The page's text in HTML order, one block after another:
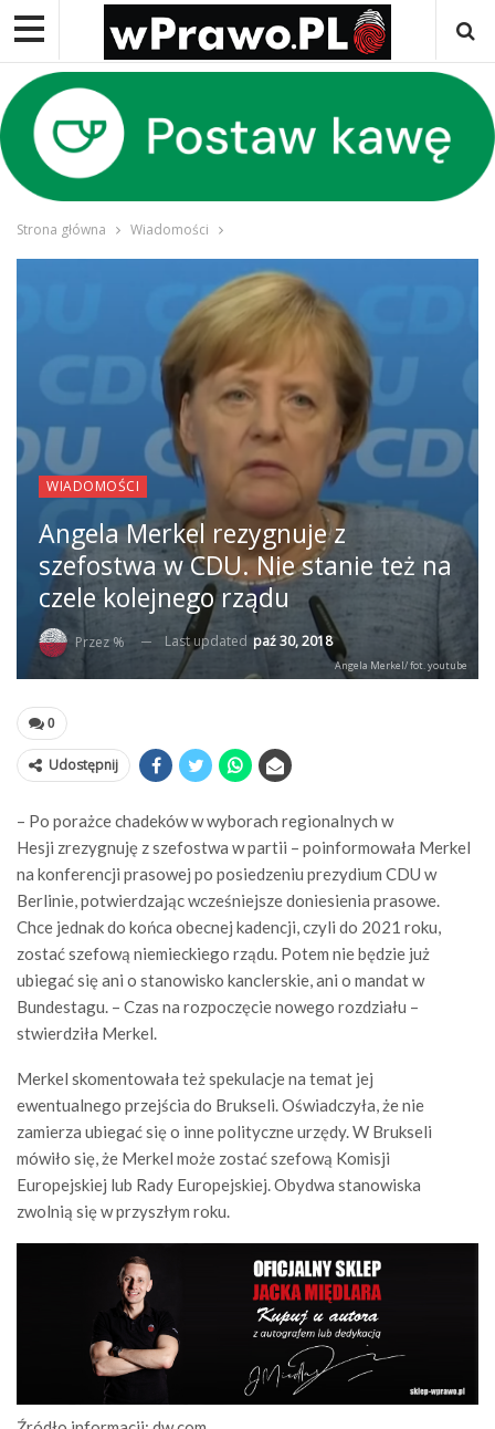
Strona główna Wiadomości
WIADOMOŚCI
Angela Merkel rezygnuje z
szefostwa w CDU. Nie stanie też na
czele kolejnego rządu
Przez % Last updatedpaź 30, 2018
Angela Merkel/ fot. youtube
0
Udostępnij
– Po porażce chadeków w wyborach regionalnych w
Hesji zrezygnuję z szefostwa w partii – poinformowała Merkel
na konferencji prasowej po posiedzeniu prezydium CDU w
Berlinie, potwierdzając wcześniejsze doniesienia prasowe.
Chce jednak do końca obecnej kadencji, czyli do 2021 roku,
zostać szefową niemieckiego rządu. Potem nie będzie już
ubiegać się ani o stanowisko kanclerskie, ani o mandat w
Bundestagu. – Czas na rozpoczęcie nowego rozdziału –
stwierdziła Merkel.
Merkel skomentowała też spekulacje na temat jej
ewentualnego przejścia do Brukseli. Oświadczyła, że nie
zamierza ubiegać się o inne polityczne urzędy. W Brukseli
mówiło się, że Merkel może zostać szefową Komisji
Europejskiej lub Rady Europejskiej. Obydwa stanowiska
zwolnią się w przyszłym roku.